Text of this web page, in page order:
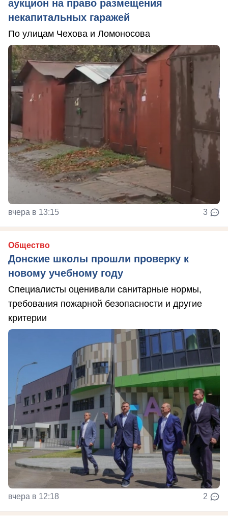
аукцион на право размещения
некапитальных гаражей
По улицам Чехова и Ломоносова
вчера в 13:15 3
Общество
Донские школы прошли проверку к
новому учебному году
Специалисты оценивали санитарные нормы,
требования пожарной безопасности и другие
критерии
вчера в 12:18 2